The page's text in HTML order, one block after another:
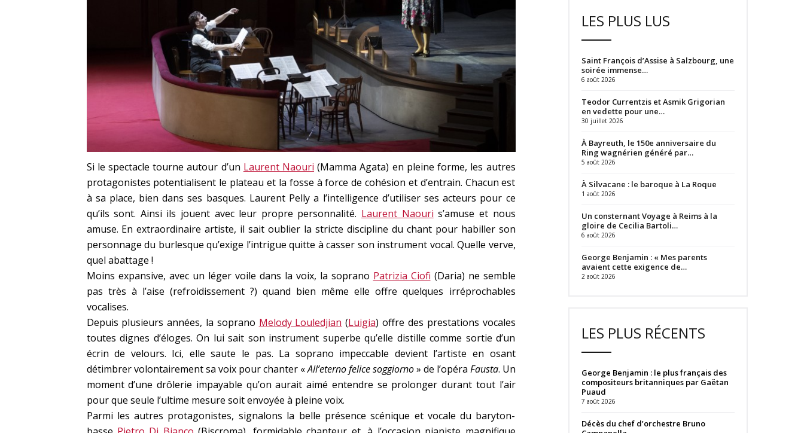
Si le spectacle tourne autour d’un Laurent Naouri (Mamma Agata) en pleine forme, les autres
protagonistes potentialisent le plateau et la fosse à force de cohésion et d’entrain. Chacun est
à sa place, bien dans ses basques. Laurent Pelly a l’intelligence d’utiliser ses acteurs pour ce
qu’ils sont. Ainsi ils jouent avec leur propre personnalité. Laurent Naouri s’amuse et nous
amuse. En extraordinaire artiste, il sait oublier la stricte discipline du chant pour habiller son
personnage du burlesque qu’exige l’intrigue quitte à casser son instrument vocal. Quelle verve,
quel abattage !
Moins expansive, avec un léger voile dans la voix, la soprano Patrizia Ciofi (Daria) ne semble
pas très à l’aise (refroidissement ?) quand bien même elle offre quelques irréprochables
vocalises.
Depuis plusieurs années, la soprano Melody Louledjian (Luigia) offre des prestations vocales
toutes dignes d’éloges. On lui sait son instrument superbe qu’elle distille comme sortie d’un
écrin de velours. Ici, elle saute le pas. La soprano impeccable devient l’artiste en osant
détimbrer volontairement sa voix pour chanter «All’eterno felice soggiorno» de l’opéra Fausta. Un
moment d’une drôlerie impayable qu’on aurait aimé entendre se prolonger durant tout l’air
pour que seule l’ultime mesure soit envoyée à pleine voix.
Parmi les autres protagonistes, signalons la belle présence scénique et vocale du baryton-
LES PLUS LUS
Saint François d’Assise à Salzbourg, une
soirée immense…
6 août 2026
Teodor Currentzis et Asmik Grigorian
en vedette pour une…
30 juillet 2026
À Bayreuth, le 150e anniversaire du
Ring wagnérien généré par…
5 août 2026
À Silvacane : le baroque à La Roque
1 août 2026
Un consternant Voyage à Reims à la
gloire de Cecilia Bartoli…
6 août 2026
George Benjamin : « Mes parents
avaient cette exigence de…
2 août 2026
LES PLUS RÉCENTS
George Benjamin : le plus français des
compositeurs britanniques par Gaëtan
Puaud
7 août 2026
Décès du chef d’orchestre Bruno